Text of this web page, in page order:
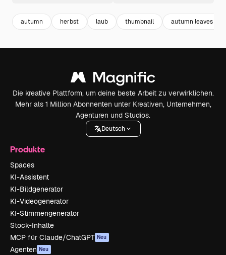
autumn herbst laub thumbnail autumn leaves
Die kreative Plattform, um deine beste Arbeit zu verwirklichen.
Mehr als 1 Million Abonnenten unter Kreativen, Unternehmen,
Agenturen und Studios.
Deutsch
Produkte
Spaces
KI-Assistent
KI-Bildgenerator
KI-Videogenerator
KI-Stimmengenerator
Stock-Inhalte
MCP für Claude/ChatGPT Neu
Agenten Neu